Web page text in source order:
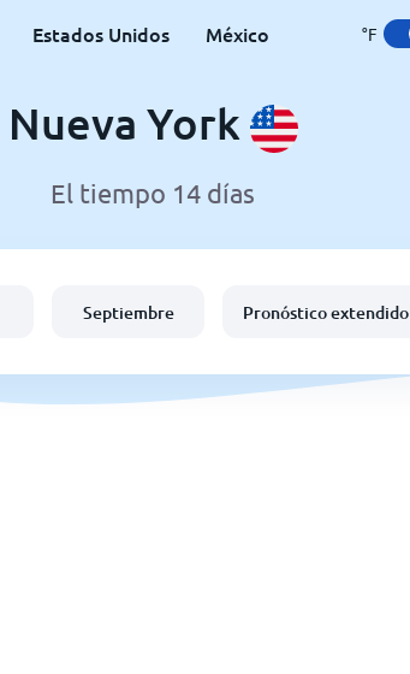
Estados Unidos México °F
Nueva York
El tiempo 14 días
Septiembre Pronóstico extendido